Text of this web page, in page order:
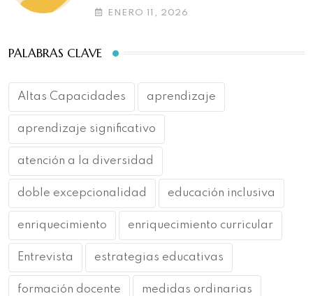
ENERO 11, 2026
PALABRAS CLAVE
Altas Capacidades aprendizaje
aprendizaje significativo
atención a la diversidad
doble excepcionalidad educación inclusiva
enriquecimiento enriquecimiento curricular
Entrevista estrategias educativas
formación docente medidas ordinarias